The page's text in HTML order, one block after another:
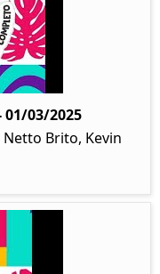
01/03/2025
Netto Brito, Kevin